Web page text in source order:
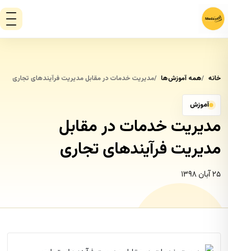
خانه همه آموزش‌ها مدیریت خدمات در مقابل مدیریت فرآیندهای تجاری
آموزش
مدیریت خدمات در مقابل
مدیریت فرآیندهای تجاری
۲۵ آبان ۱۳۹۸